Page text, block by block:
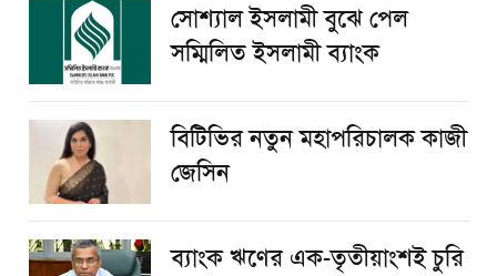
সোশ্যাল ইসলামী বুঝে পেল
সম্মিলিত ইসলামী ব্যাংক
বিটিভির নতুন মহাপরিচালক কাজী
জেসিন
ব্যাংক ঋণের এক-তৃতীয়াংশই চুরি